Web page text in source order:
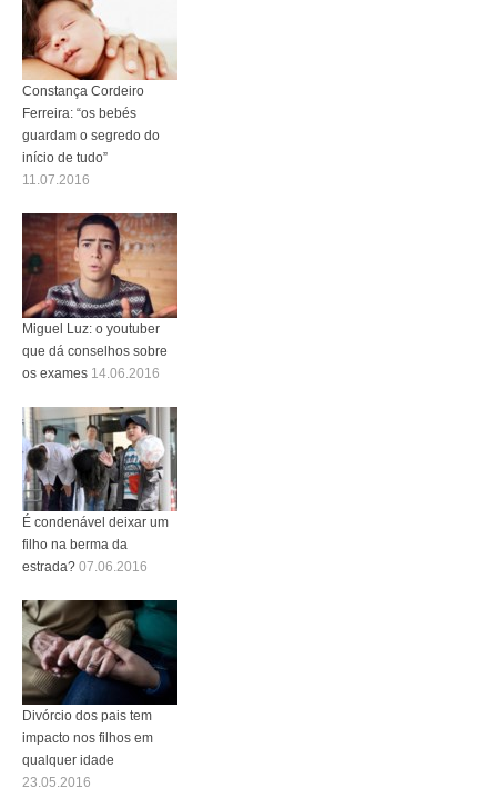
Constança Cordeiro
Ferreira: “os bebés
guardam o segredo do
início de tudo”
11.07.2016
Miguel Luz: o youtuber
que dá conselhos sobre
os exames 14.06.2016
É condenável deixar um
filho na berma da
estrada? 07.06.2016
Divórcio dos pais tem
impacto nos filhos em
qualquer idade
23.05.2016